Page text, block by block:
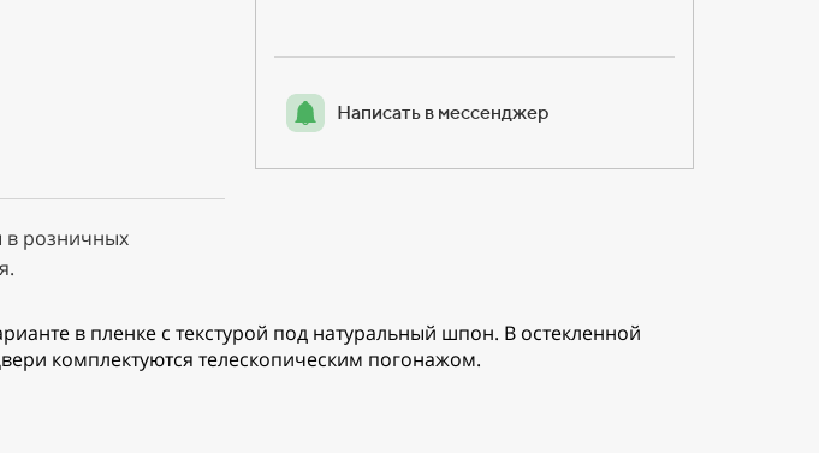
в розничных
Написать в мессенджер
в пленке с текстурой под натуральный шпон. В остекленной
комплектуются телескопическим погонажом.